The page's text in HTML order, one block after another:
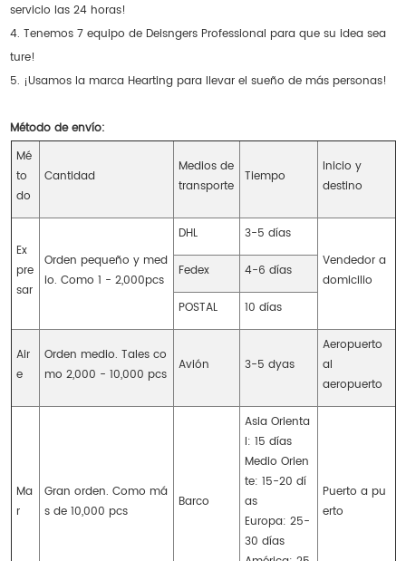
servicio las 24 horas!
4. Tenemos 7 equipo de Deisngers Professional para que su idea sea
ture!
5. ¡Usamos la marca Hearting para llevar el sueño de más personas!
Método de envío:
Mé
to
do
Cantidad
Medios de
transporte
Tiempo
Inicio y
destino
Ex
pre
sar
Orden pequeño y med
io. Como 1 - 2,000pcs
DHL
3-5 días
Vendedor a
domicilio
Fedex 4-6 días
POSTAL 10 días
Air
e
Orden medio. Tales co
mo 2,000 - 10,000 pcs
Avión 3-5 dyas
Aeropuerto
al
aeropuerto
Ma
r
Gran orden. Como má
s de 10,000 pcs
Barco
Asia Orienta
l: 15 días
Medio Orien
te: 15-20 dí
as
Europa: 25-
30 días
Puerto a pu
erto